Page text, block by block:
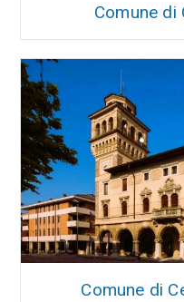
Comune di
Comune di